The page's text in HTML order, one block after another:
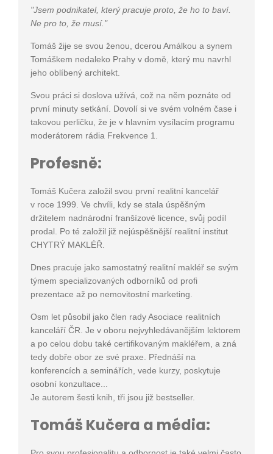
"Jsem podnikatel, který pracuje proto, že ho to baví.
Ne pro to, že musí."
Tomáš žije se svou ženou, dcerou Amálkou a synem
Tomáškem nedaleko Prahy v domě, který mu navrhl
jeho oblíbený architekt.
Svou práci si doslova užívá, což na něm poznáte od
první minuty setkání. Dovolí si ve svém volném čase i
takovou perličku, že je v hlavním vysílacím programu
moderátorem rádia Frekvence 1.
Profesně:
Tomáš Kučera založil svou první realitní kancelář
v roce 1999. Ve chvíli, kdy se stala úspěšným
držitelem nadnárodní franšízové licence, svůj podíl
prodal. Po té založil již nejúspěšnější realitní institut
CHYTRÝ MAKLÉŘ.
Dnes pracuje jako samostatný realitní makléř se svým
týmem specializovaných odborníků od profi
prezentace až po nemovitostní marketing.
Osm let působil jako člen rady Asociace realitních
kanceláří ČR. Je v oboru nejvyhledávanějším lektorem
a po celou dobu také certifikovaným makléřem, a zná
tedy dobře obor ze své praxe. Přednáší na
konferencích a seminářích, vede kurzy, poskytuje
osobní konzultace...
Je autorem šesti knih, tři jsou již bestseller.
Tomáš Kučera a média: